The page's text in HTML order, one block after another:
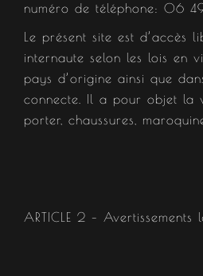
numéro de téléphone: 06
Le présent site est d’accès
internaute selon les lois en
pays d’origine ainsi que
connecte. Il a pour objet la
porter, chaussures,
ARTICLE 2 – Avertissements